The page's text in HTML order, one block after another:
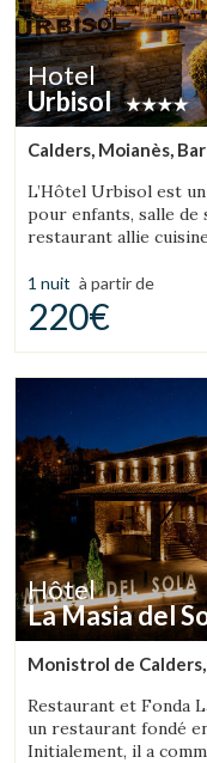
Hotel
Urbisol
Calders, Moianès,
L’Hôtel Urbisol est
pour enfants, salle
restaurant allie
1 nuit à partir de
220€
Hôtel
La Masia del
Monistrol de
Restaurant et Fonda
un restaurant fondé
Initialement, il a